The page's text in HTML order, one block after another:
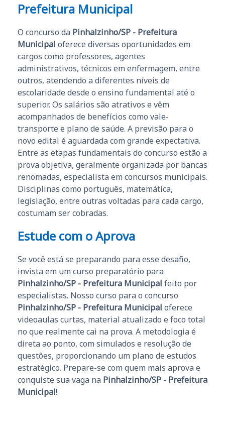
Prefeitura Municipal
O concurso da Pinhalzinho/SP - Prefeitura
Municipal oferece diversas oportunidades em
cargos como professores, agentes
administrativos, técnicos em enfermagem, entre
outros, atendendo a diferentes níveis de
escolaridade desde o ensino fundamental até o
superior. Os salários são atrativos e vêm
acompanhados de benefícios como vale-
transporte e plano de saúde. A previsão para o
novo edital é aguardada com grande expectativa.
Entre as etapas fundamentais do concurso estão a
prova objetiva, geralmente organizada por bancas
renomadas, especialista em concursos municipais.
Disciplinas como português, matemática,
legislação, entre outras voltadas para cada cargo,
costumam ser cobradas.
Estude com o Aprova
Se você está se preparando para esse desafio,
invista em um curso preparatório para
Pinhalzinho/SP - Prefeitura Municipal feito por
especialistas. Nosso curso para o concurso
Pinhalzinho/SP - Prefeitura Municipal oferece
videoaulas curtas, material atualizado e foco total
no que realmente cai na prova. A metodologia é
direta ao ponto, com simulados e resolução de
questões, proporcionando um plano de estudos
estratégico. Prepare-se com quem mais aprova e
conquiste sua vaga na Pinhalzinho/SP - Prefeitura
Municipal!